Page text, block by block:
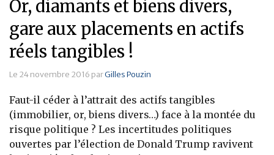
Or, diamants et biens divers,
gare aux placements en actifs
réels tangibles !
Le 24 novembre 2016 parGilles Pouzin
Faut-il céder à l’attrait des actifs tangibles
(immobilier, or, biens divers…) face à la montée du
risque politique ? Les incertitudes politiques
ouvertes par l’élection de Donald Trump ravivent